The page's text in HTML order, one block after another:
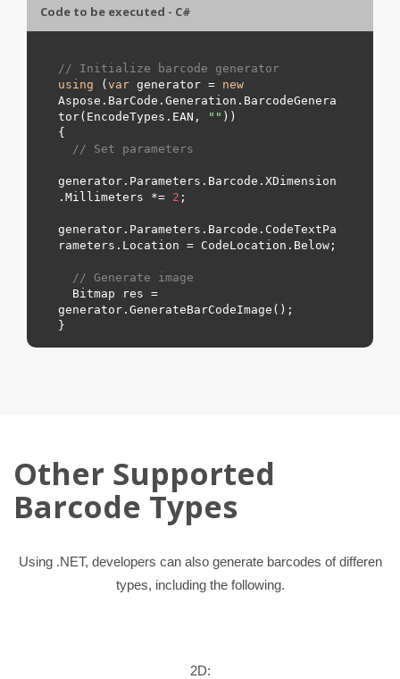
Code to be executed - C#
// Initialize barcode generator
using ( var generator = new
Aspose.BarCode.Generation.BarcodeGenera
tor(EncodeTypes. EAN , " " ))
{
// Set parameters
generator.Parameters.Barcode.XDimension
.Millimeters *= 2 ;
generator.Parameters.Barcode.CodeTextPa
rameters.Location = CodeLocation. Below ;
// Generate image
generator.GenerateBarCodeImage();
Other Supported
Barcode Types
Using .NET, developers can also generate barcodes of differen
types, including the following.
2D: